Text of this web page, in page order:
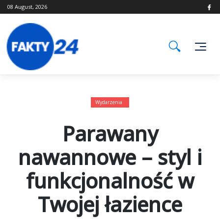
Skip
to
08 August, 2026
Wydarzenia
Parawany
nawannowe – styl i
funkcjonalność w
Twojej łazience